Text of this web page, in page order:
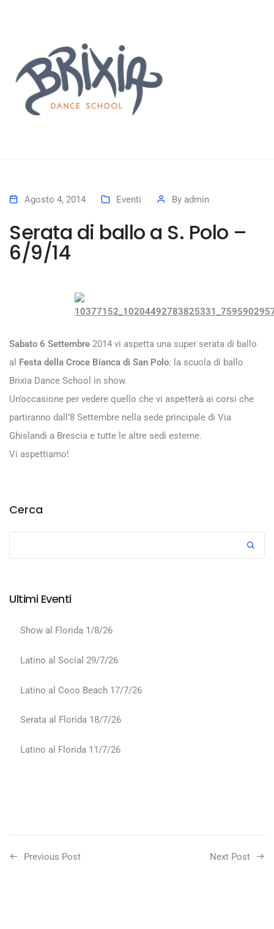
Agosto 4, 2014 Eventi By admin
Serata di ballo a S. Polo –
6/9/14
Sabato 6 Settembre 2014 vi aspetta una super serata di ballo
al Festa della Croce Bianca di San Polo: la scuola di ballo
Brixia Dance School in show.
Un’occasione per vedere quello che vi aspetterà ai corsi che
partiranno dall’8 Settembre nella sede principale di Via
Ghislandi a Brescia e tutte le altre sedi esterne.
Vi aspettiamo!
Cerca
Ultimi Eventi
Show al Florida 1/8/26
Latino al Social 29/7/26
Latino al Coco Beach 17/7/26
Serata al Florida 18/7/26
Latino al Florida 11/7/26
Previous Post Next Post